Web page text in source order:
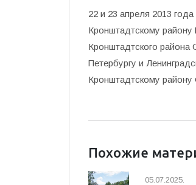
22 и 23 апреля 2013
Кронштадтскому району
Кронштадтского
Петербургу и
Кронштадтскому району
Похожие
05.07.2025.